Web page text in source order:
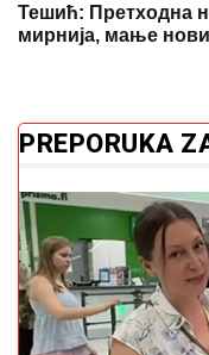
Тешић: Претходна
мирнија, мање
PREPORUKA